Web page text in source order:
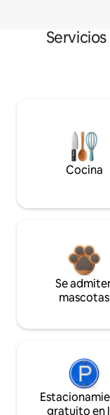
Cocina
Se
mascotas
gratuito en